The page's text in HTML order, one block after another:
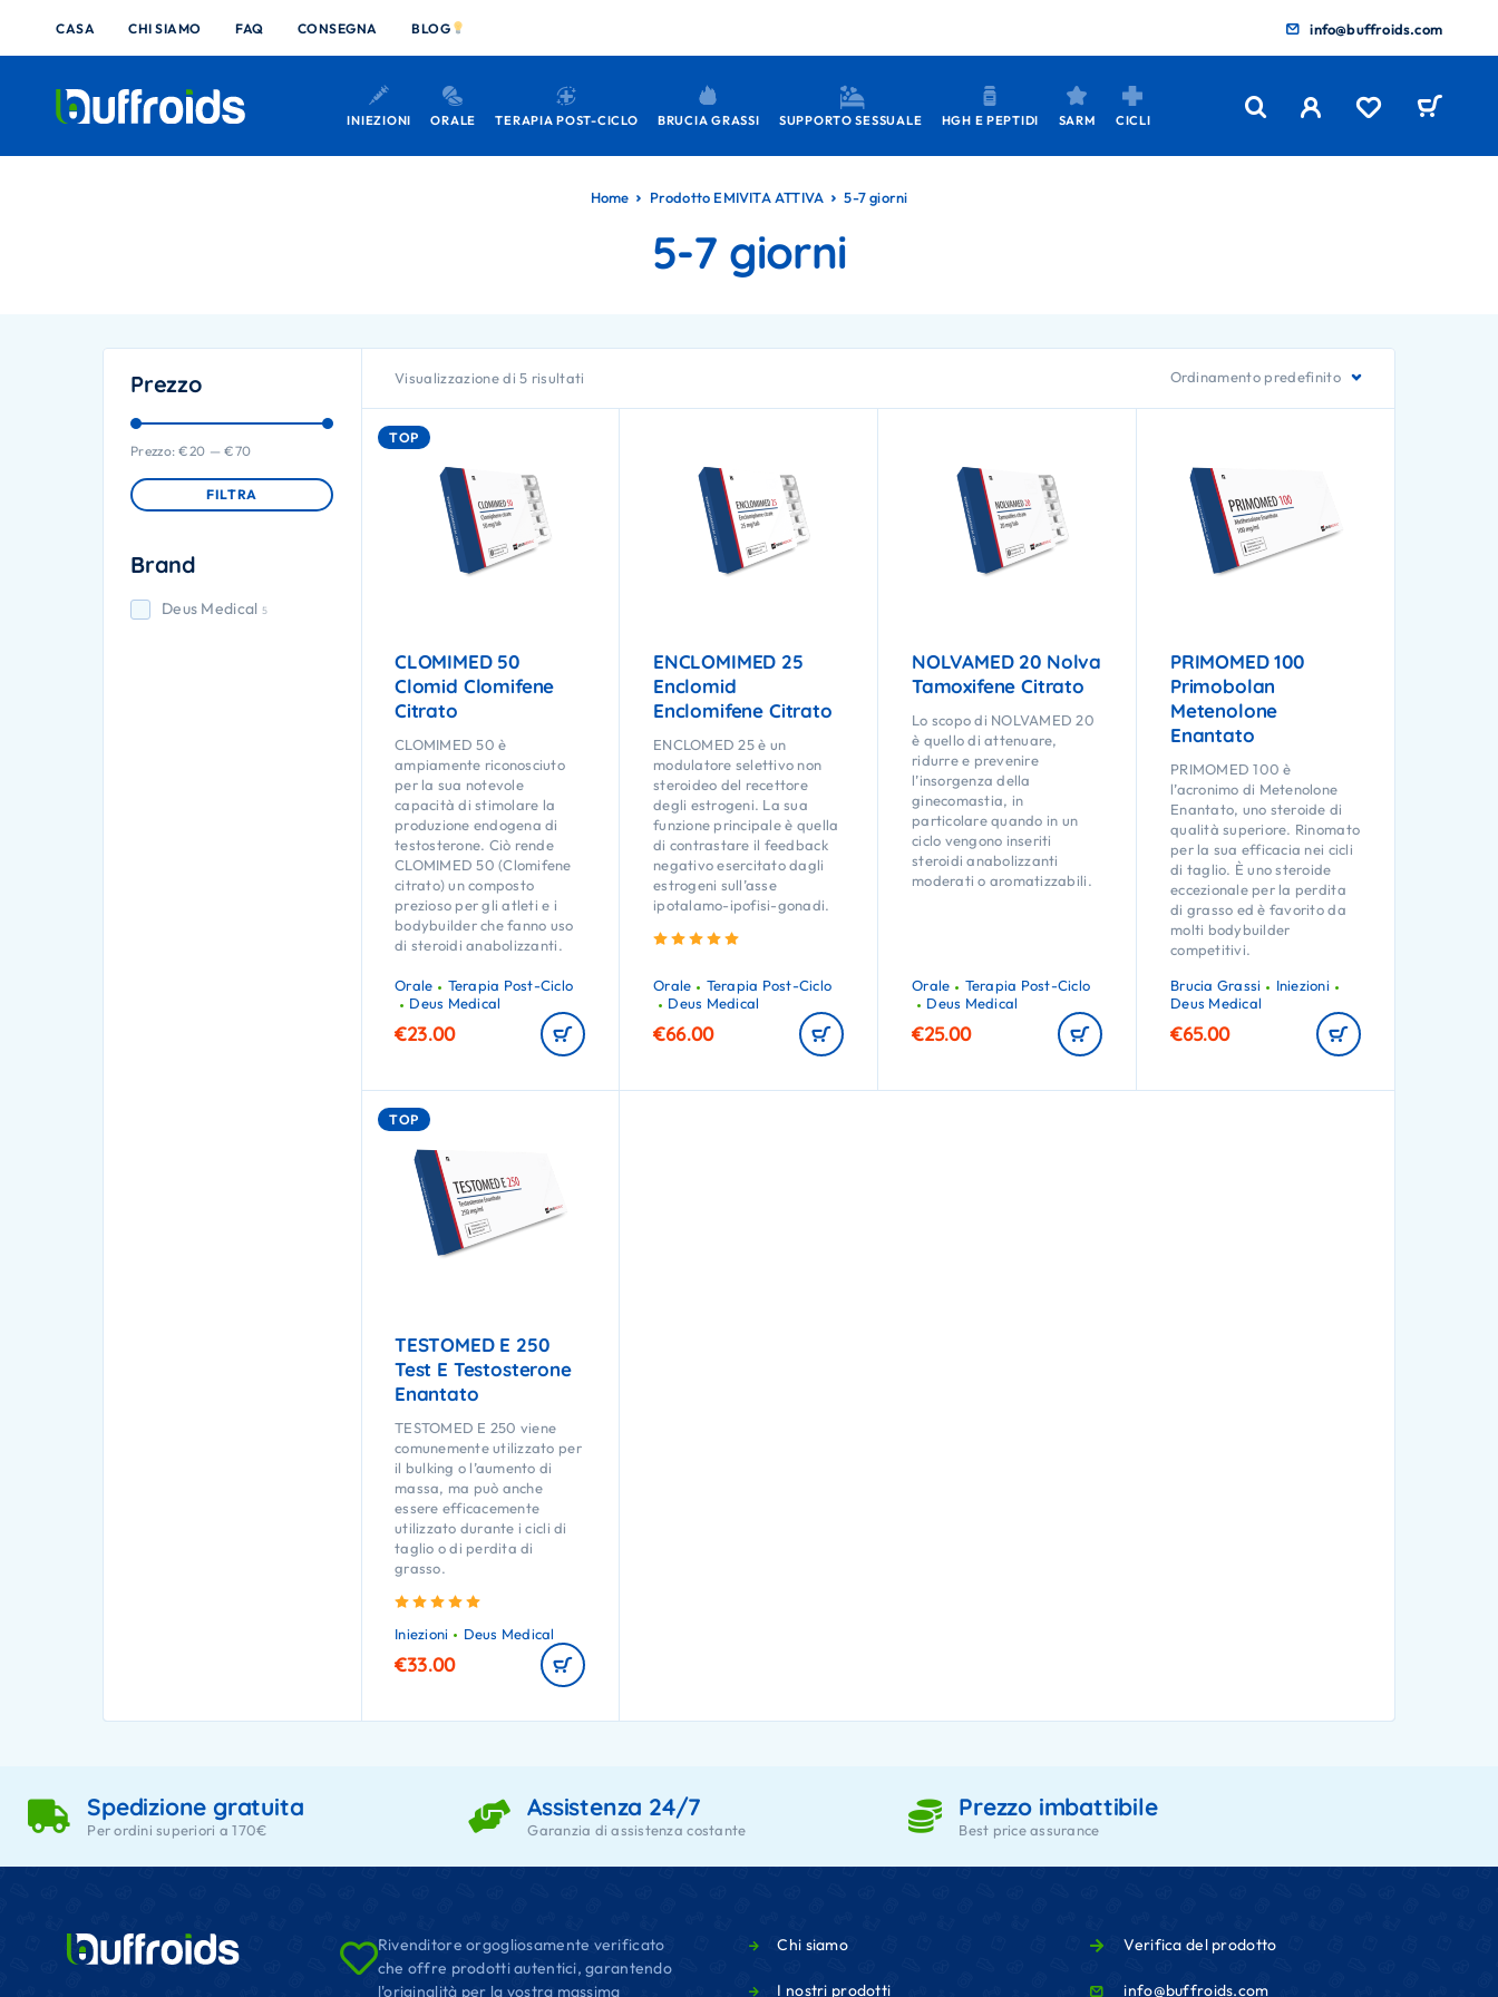
CASA CHI SIAMO FAQ CONSEGNA BLOG info@buffroids.com
INIEZIONI ORALE TERAPIA POST-CICLO BRUCIA GRASSI SUPPORTO SESSUALE HGH E PEPTIDI SARM CICLI
Home Prodotto EMIVITA ATTIVA 5-7 giorni
5-7 giorni
Prezzo
FILTRA
Prezzo:€20 —€70
Brand
Deus Medical 5
Visualizzazione di 5 risultati Ordinamento predefinito
TOP
CLOMIMED 50
Clomid Clomifene
Citrato
CLOMIMED 50 è
ampiamente riconosciuto
per la sua notevole
capacità di stimolare la
produzione endogena di
testosterone. Ciò rende
CLOMIMED 50 (Clomifene
citrato) un composto
prezioso per gli atleti e i
bodybuilder che fanno uso
di steroidi anabolizzanti.
Orale
Terapia Post-Ciclo
Deus Medical
€23.00
ENCLOMIMED 25
Enclomid
Enclomifene Citrato
ENCLOMED 25 è un
modulatore selettivo non
steroideo del recettore
degli estrogeni. La sua
funzione principale è quella
di contrastare il feedback
negativo esercitato dagli
estrogeni sull’asse
ipotalamo-ipofisi-gonadi.
Orale
Terapia Post-Ciclo
Deus Medical
€66.00
NOLVAMED 20 Nolva
Tamoxifene Citrato
Lo scopo di NOLVAMED 20
è quello di attenuare,
ridurre e prevenire
l’insorgenza della
ginecomastia, in
particolare quando in un
ciclo vengono inseriti
steroidi anabolizzanti
moderati o aromatizzabili.
Orale
Terapia Post-Ciclo
Deus Medical
€25.00
PRIMOMED 100
Primobolan
Metenolone
Enantato
PRIMOMED 100 è
l’acronimo di Metenolone
Enantato, uno steroide di
qualità superiore. Rinomato
per la sua efficacia nei cicli
di taglio. È uno steroide
eccezionale per la perdita
di grasso ed è favorito da
molti bodybuilder
competitivi.
Brucia Grassi
Iniezioni
Deus Medical
€65.00
TOP
TESTOMED E 250
Test E Testosterone
Enantato
TESTOMED E 250 viene
comunemente utilizzato per
il bulking o l’aumento di
massa, ma può anche
essere efficacemente
utilizzato durante i cicli di
taglio o di perdita di
grasso.
Iniezioni Deus Medical
€33.00
Spedizione gratuita
Per ordini superiori a 170€
Assistenza 24/7
Garanzia di assistenza costante
Prezzo imbattibile
Best price assurance
Rivenditore orgogliosamente verificato
che offre prodotti autentici, garantendo
l'originalità per la vostra massima
Chi siamo
I nostri prodotti
Verifica del prodotto
info@buffroids.com